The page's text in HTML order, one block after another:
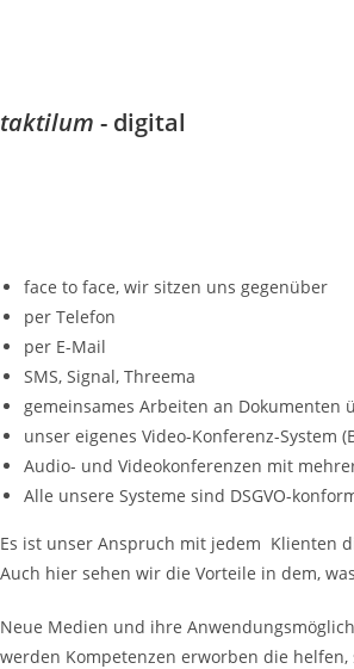
taktilum - digital
face to face, wir sitzen uns gegenüber
per Telefon
per E-Mail
SMS, Signal, Threema
gemeinsames Arbeiten an
unser eigenes Video-Konferenz-System
Audio- und Videokonferenzen mit
Alle unsere Systeme sind DSGVO-
Es ist unser Anspruch mit jedem Klienten
Auch hier sehen wir die Vorteile in dem,
Neue Medien und ihre
werden Kompetenzen erworben die